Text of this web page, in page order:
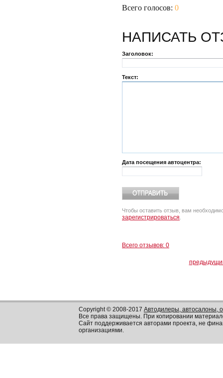
Всего голосов: 0
НАПИСАТЬ
Заголовок:
Текст:
Дата посещения автоцентра:
Чтобы оставить отзыв, вам
зарегистрироваться
Всего отзывов: 0
Copyright © 2008-2017 Автодилеры, автосалоны,
Все права защищены. При копировании
Сайт поддерживается авторами проекта, не
организациями.